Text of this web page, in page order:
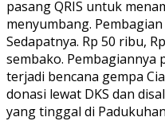
pasang QRIS untuk
menyumbang.
Sedapatnya. Rp 50 ribu,
sembako. Pembagiannya
terjadi bencana gempa
donasi lewat DKS dan
yang tinggal di